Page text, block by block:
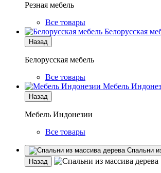
Резная мебель
Все товары
Белорусская
Назад
Белорусская мебель
Все товары
Мебель
Назад
Мебель Индонезии
Все товары
Спальни
Назад